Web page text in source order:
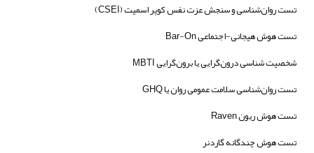
تست روان‌شناسی و سنجش عزت نفس کوپر اسمیت (CSEI)
تست هوش هیجانی-اجتماعی Bar-On
شخصیت شناسی درون‌گرایی یا برون‌گرایی MBTI
تست روان‌شناسی سلامت عمومی روان یا GHQ
تست هوش ریون Raven
تست هوش چندگانه گاردنر